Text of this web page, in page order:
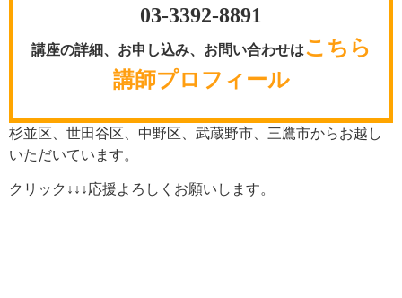
03-3392-8891
講座の詳細、お申し込み、 お問い合わせはこちら
講師プロフィール
杉並区、世田谷区、中野区、武蔵野市、三鷹市からお越し
いただいています。
クリック↓↓↓応援よろしくお願いします。